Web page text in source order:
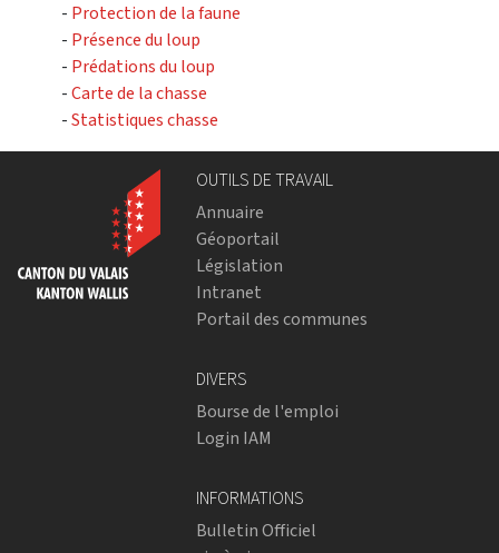
- Protection de la faune
- Présence du loup
- Prédations du loup
-Carte de la chasse
-Statistiques chasse
OUTILS DE TRAVAIL
Annuaire
Géoportail
Législation
Intranet
Portail des communes
DIVERS
Bourse de l'emploi
Login IAM
INFORMATIONS
Bulletin Officiel